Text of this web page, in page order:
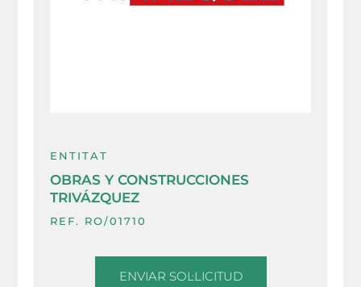
ENTITAT
OBRAS Y CONSTRUCCIONES
TRIVÁZQUEZ
REF. RO/01710
ENVIAR SOL·LICITUD